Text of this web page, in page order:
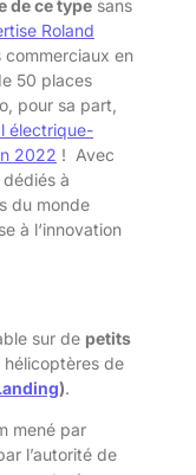
de ce type sans
Roland
commerciaux en
50 places
pour sa part,
électrique-
2022 ! Avec
à
du monde
à l‘innovation
sur de petits
hélicoptères de
).
mené par
l’autorité de